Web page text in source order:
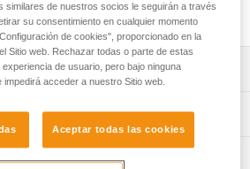
plaqueta COEUR STAINLESS, una
inoxidable de 316 L que ofrece una
316L
similares de nuestros socios le seguirán a través
su consentimiento en cualquier momento
de cookies", proporcionado en la
Sitio web. Rechazar todas o parte de estas
de usuario, pero bajo ninguna
acceder a nuestro Sitio web.
Aceptar todas las cookies